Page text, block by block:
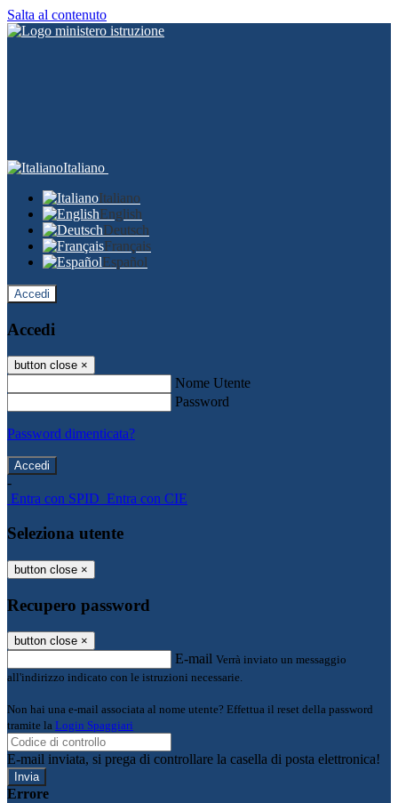
Salta al contenuto
Italiano
Italiano
English
Deutsch
Français
Español
Accedi
Accedi
button close ×
Nome Utente
Password
Password dimenticata?
-
Entra con SPID Entra con CIE
Seleziona utente
button close ×
Recupero password
button close ×
E-mail Verrà inviato un messaggio
all'indirizzo indicato con le istruzioni necessarie.
Non hai una e-mail associata al nome utente? Effettua il reset della password
tramite la Login Spaggiari
E-mail inviata, si prega di controllare la casella di posta elettronica!
Errore